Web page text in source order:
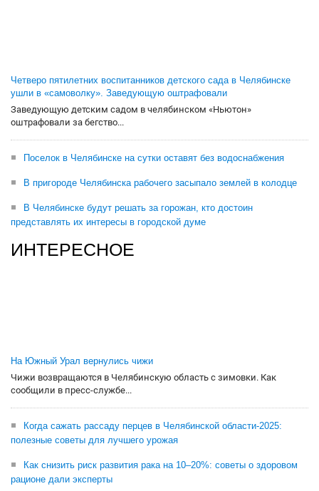
Четверо пятилетних воспитанников детского сада в Челябинске
ушли в «самоволку». Заведующую оштрафовали
Заведующую детским садом в челябинском «Ньютон»
оштрафовали за бегство...
Поселок в Челябинске на сутки оставят без водоснабжения
В пригороде Челябинска рабочего засыпало землей в колодце
В Челябинске будут решать за горожан, кто достоин
представлять их интересы в городской думе
ИНТЕРЕСНОЕ
На Южный Урал вернулись чижи
Чижи возвращаются в Челябинскую область с зимовки. Как
сообщили в пресс-службе...
Когда сажать рассаду перцев в Челябинской области-2025:
полезные советы для лучшего урожая
Как снизить риск развития рака на 10–20%: советы о здоровом
рационе дали эксперты